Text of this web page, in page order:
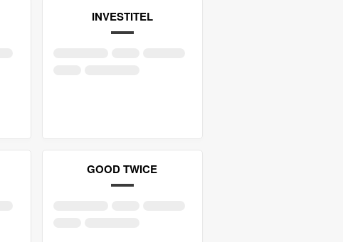
INVESTITEL
GOOD TWICE